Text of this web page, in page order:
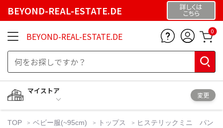
BEYOND-REAL-ESTATE.DE 詳しくは
こちら
BEYOND-REAL-ESTATE.DE 0
マイストア
変更
TOP ベビー服(~95cm) トップス
ヒステリックミニ パン